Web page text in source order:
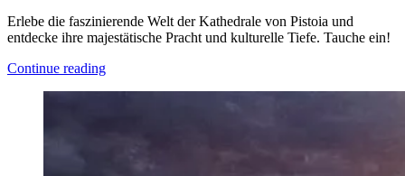
Erlebe die faszinierende Welt der Kathedrale von Pistoia und
entdecke ihre majestätische Pracht und kulturelle Tiefe. Tauche ein!
Continue reading